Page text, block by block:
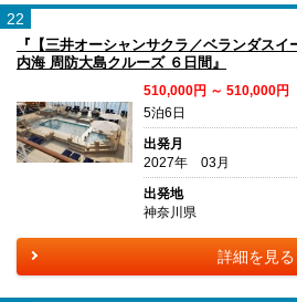
22
『【三井オーシャンサクラ／ベランダス
内海 周防大島クルーズ ６日間』
510,000円 ～ 510,000円
5泊6日
出発月
2027年 03月
出発地
神奈川県
詳細を見る